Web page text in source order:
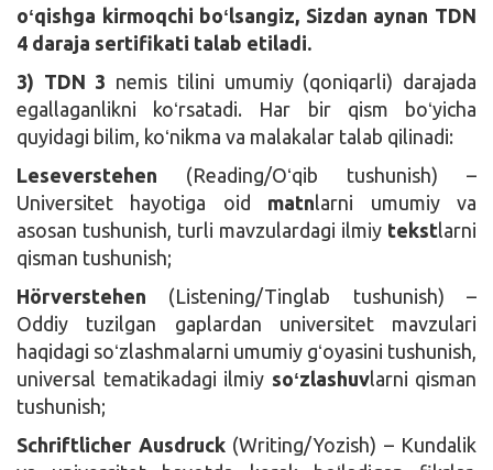
oʻqishga kirmoqchi boʻlsangiz, Sizdan aynan TDN
4 daraja sertifikati talab etiladi.
3) TDN 3 nemis tilini umumiy (qoniqarli) darajada
egallaganlikni koʻrsatadi. Har bir qism boʻyicha
quyidagi bilim, koʻnikma va malakalar talab qilinadi:
Leseverstehen (Reading/Oʻqib tushunish) –
Universitet hayotiga oid matnlarni umumiy va
asosan tushunish, turli mavzulardagi ilmiy tekstlarni
qisman tushunish;
Hörverstehen (Listening/Tinglab tushunish) –
Oddiy tuzilgan gaplardan universitet mavzulari
haqidagi soʻzlashmalarni umumiy gʻoyasini tushunish,
universal tematikadagi ilmiy soʻzlashuvlarni qisman
tushunish;
Schriftlicher Ausdruck (Writing/Yozish) – Kundalik